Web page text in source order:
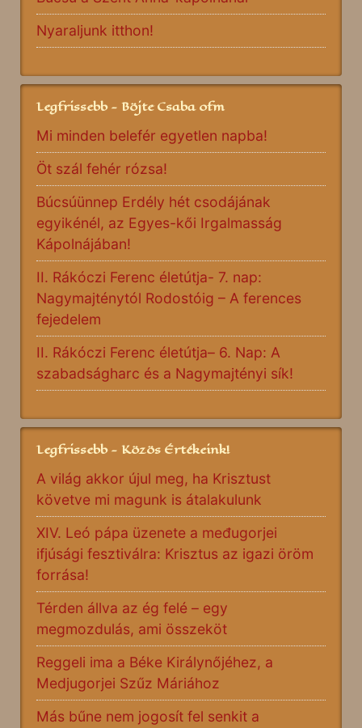
Nyaraljunk itthon!
Legfrissebb - Böjte Csaba ofm
Mi minden belefér egyetlen napba!
Öt szál fehér rózsa!
Búcsúünnep Erdély hét csodájának
egyikénél, az Egyes-kői Irgalmasság
Kápolnájában!
II. Rákóczi Ferenc életútja- 7. nap:
Nagymajténytól Rodostóig – A ferences
fejedelem
II. Rákóczi Ferenc életútja– 6. Nap: A
szabadságharc és a Nagymajtényi sík!
Legfrissebb - Közös Értékeink!
A világ akkor újul meg, ha Krisztust
követve mi magunk is átalakulunk
XIV. Leó pápa üzenete a međugorjei
ifjúsági fesztiválra: Krisztus az igazi öröm
forrása!
Térden állva az ég felé – egy
megmozdulás, ami összeköt
Reggeli ima a Béke Királynőjéhez, a
Medjugorjei Szűz Máriához
Más bűne nem jogosít fel senkit a